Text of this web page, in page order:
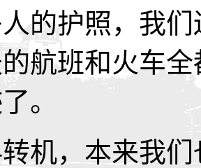
的护照，我
航班和火车
。
机，本来我